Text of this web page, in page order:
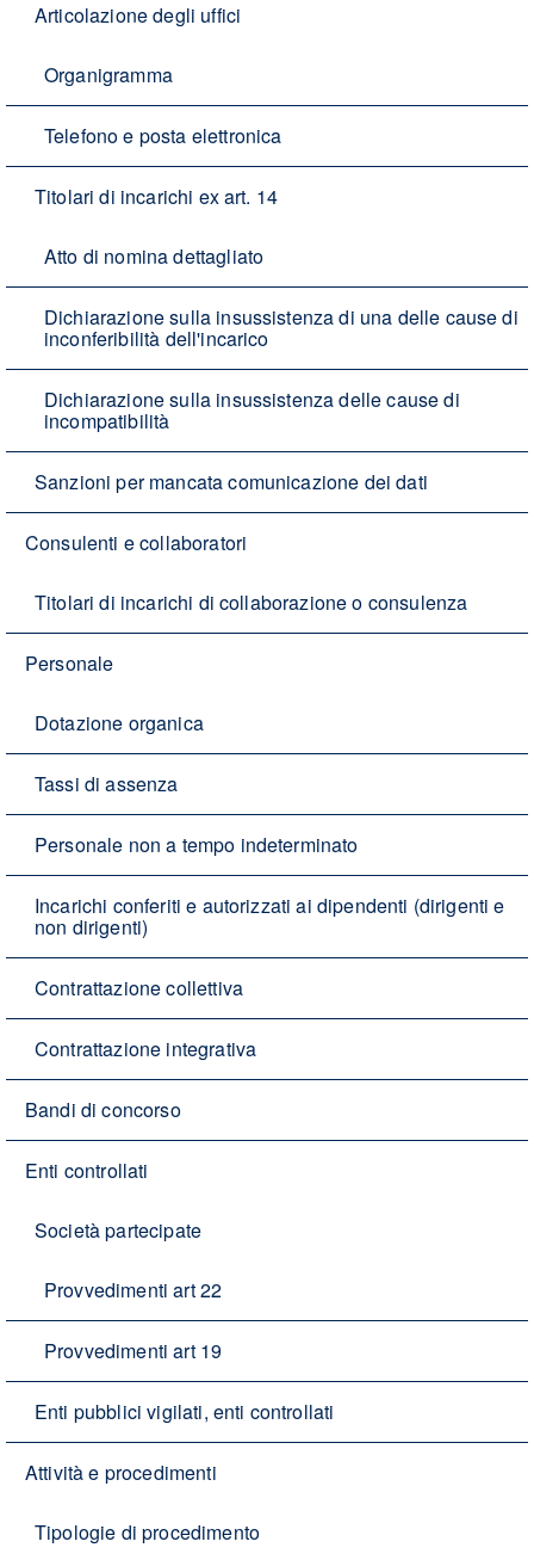
Articolazione degli uffici
Organigramma
Telefono e posta elettronica
Titolari di incarichi ex art. 14
Atto di nomina dettagliato
Dichiarazione sulla insussistenza di una delle cause di
inconferibilità dell'incarico
Dichiarazione sulla insussistenza delle cause di
incompatibilità
Sanzioni per mancata comunicazione dei dati
Consulenti e collaboratori
Titolari di incarichi di collaborazione o consulenza
Personale
Dotazione organica
Tassi di assenza
Personale non a tempo indeterminato
Incarichi conferiti e autorizzati ai dipendenti (dirigenti e
non dirigenti)
Contrattazione collettiva
Contrattazione integrativa
Bandi di concorso
Enti controllati
Società partecipate
Provvedimenti art 22
Provvedimenti art 19
Enti pubblici vigilati, enti controllati
Attività e procedimenti
Tipologie di procedimento